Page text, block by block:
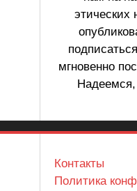
этических
мгновенно
Контакты
Политика